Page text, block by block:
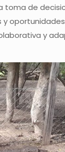
la toma de
y